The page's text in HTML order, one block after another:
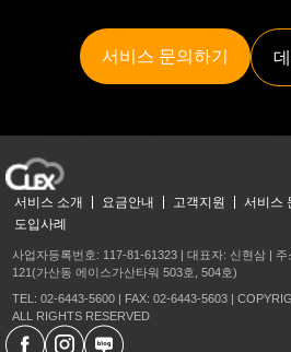
서비스 문의하기
서비스 소개 요금안내 고객지원 서비스
도입사례
사업자등록번호: 117-81-61323 | 대표자: 신현삼 |
121(가산동 에이스가산타워 503호, 504호)
TEL: 02-6443-5600 | FAX: 02-6443-5603 |
ALL RIGHTS RESERVED